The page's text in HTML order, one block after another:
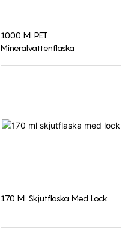
1000 Ml PET
Mineralvattenflaska
170 Ml Skjutflaska Med Lock